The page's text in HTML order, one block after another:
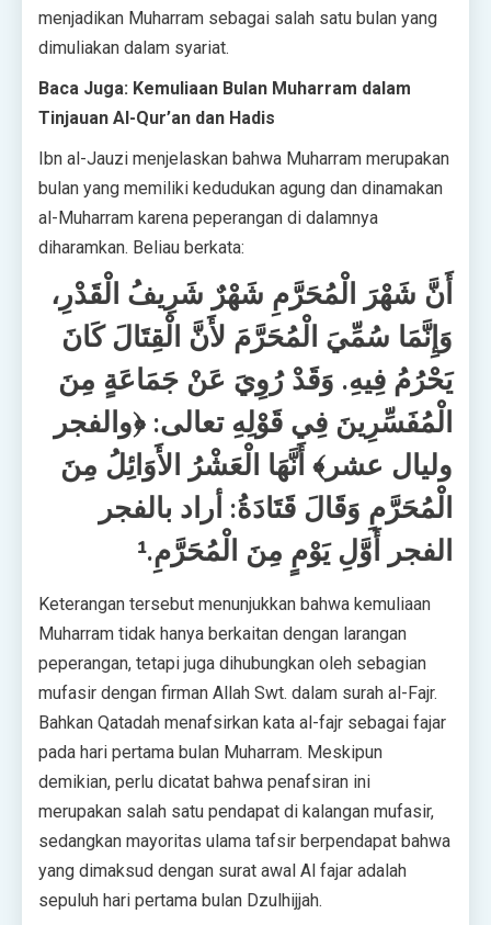
menjadikan Muharram sebagai salah satu bulan yang
dimuliakan dalam syariat.
Baca Juga: Kemuliaan Bulan Muharram dalam
Tinjauan Al-Qur’an dan Hadis
Ibn al-Jauzi menjelaskan bahwa Muharram merupakan
bulan yang memiliki kedudukan agung dan dinamakan
al-Muharram karena peperangan di dalamnya
diharamkan. Beliau berkata:
أَنَّ شَهْرَ الْمُحَرَّمِ شَهْرٌ شَرِيفُ الْقَدْرِ،
وَإِنَّمَا سُمِّيَ الْمُحَرَّمَ لأَنَّ الْقِتَالَ كَانَ
يَحْرُمُ فِيهِ. وَقَدْ رُوِيَ عَنْ جَمَاعَةٍ مِنَ
الْمُفَسِّرِينَ فِي قَوْلِهِ تعالى: ﴿والفجر
وليال عشر﴾ أَنَّهَا الْعَشْرُ الأَوَائِلُ مِنَ
الْمُحَرَّمِ وَقَالَ قَتَادَةُ: أراد بالفجر
الفجر أَوَّلِ يَوْمٍ مِنَ الْمُحَرَّمِ.¹
Keterangan tersebut menunjukkan bahwa kemuliaan
Muharram tidak hanya berkaitan dengan larangan
peperangan, tetapi juga dihubungkan oleh sebagian
mufasir dengan firman Allah Swt. dalam surah al-Fajr.
Bahkan Qatadah menafsirkan kata al-fajr sebagai fajar
pada hari pertama bulan Muharram. Meskipun
demikian, perlu dicatat bahwa penafsiran ini
merupakan salah satu pendapat di kalangan mufasir,
sedangkan mayoritas ulama tafsir berpendapat bahwa
yang dimaksud dengan surat awal Al fajar adalah
sepuluh hari pertama bulan Dzulhijjah.